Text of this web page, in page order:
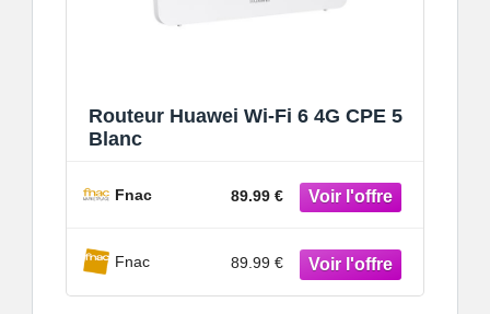
Routeur Huawei Wi-Fi 6 4G CPE 5
Blanc
Fnac 89.99 €
Fnac 89.99 €